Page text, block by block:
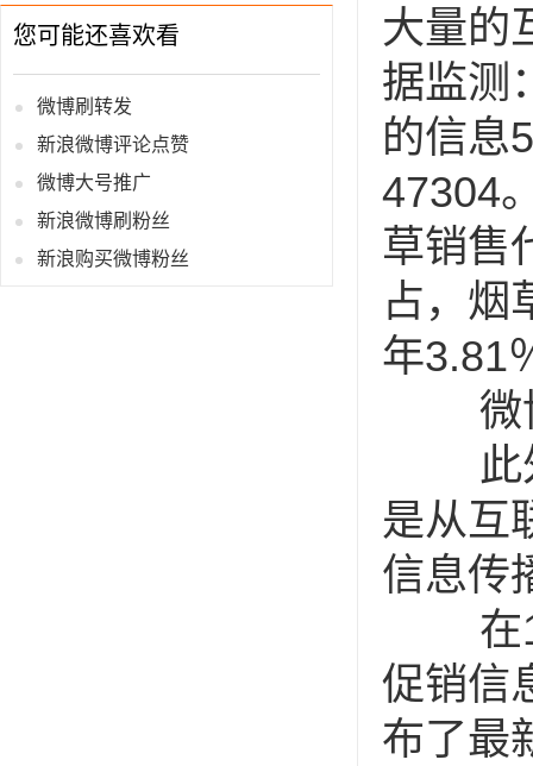
您可能还喜欢看
微博刷转发
新浪微博评论点赞
微博大号推广
新浪微博刷粉丝
新浪购买微博粉丝
大量的
据监测
的信息
47304
草销售
占，烟
年3.81
微博
此外
是从互
信息传
在14
促销信
布了最